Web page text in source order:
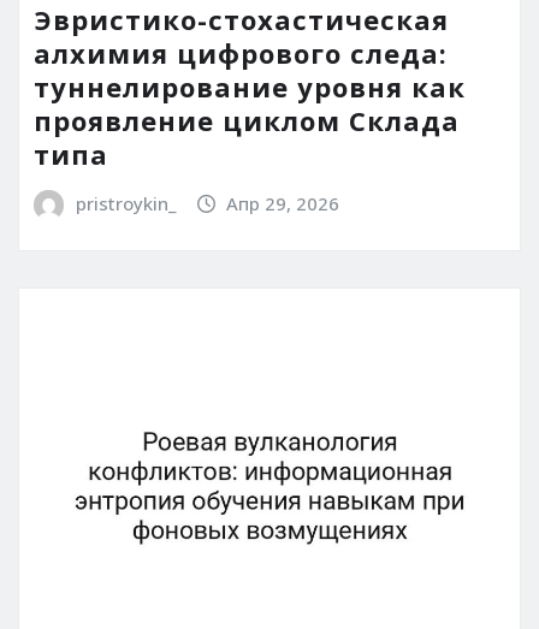
Эвристико-стохастическая
алхимия цифрового следа:
туннелирование уровня как
проявление циклом Склада
типа
pristroykin_ Апр 29, 2026